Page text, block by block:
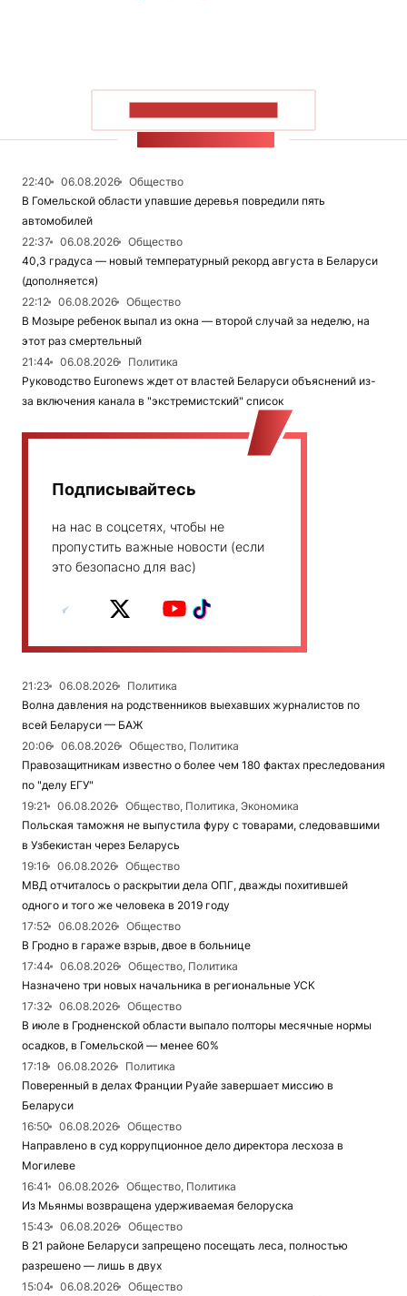
22:40 06.08.2026
Общество
В Гомельской области упавшие деревья повредили пять
автомобилей
22:37
06.08.2026
Общество
40,3 градуса — новый температурный рекорд августа в Беларуси
(дополняется)
22:12
06.08.2026
Общество
В Мозыре ребенок выпал из окна — второй случай за неделю, на
этот раз смертельный
21:44
06.08.2026
Политика
Руководство Euronews ждет от властей Беларуси объяснений из-
за включения канала в "экстремистский" список
Подписывайтесь
на нас в соцсетях, чтобы не
пропустить важные новости (если
это безопасно для вас)
21:23 06.08.2026
Политика
Волна давления на родственников выехавших журналистов по
всей Беларуси — БАЖ
20:06
06.08.2026
Общество, Политика
Правозащитникам известно о более чем 180 фактах преследования
по "делу ЕГУ"
19:21
06.08.2026
Общество, Политика, Экономика
Польская таможня не выпустила фуру с товарами, следовавшими
в Узбекистан через Беларусь
19:16
06.08.2026
Общество
МВД отчиталось о раскрытии дела ОПГ, дважды похитившей
одного и того же человека в 2019 году
17:52
06.08.2026
Общество
В Гродно в гараже взрыв, двое в больнице
17:44
06.08.2026
Общество, Политика
Назначено три новых начальника в региональные УСК
17:32
06.08.2026
Общество
В июле в Гродненской области выпало полторы месячные нормы
осадков, в Гомельской — менее 60%
17:18
06.08.2026
Политика
Поверенный в делах Франции Руайе завершает миссию в
Беларуси
16:50
06.08.2026
Общество
Направлено в суд коррупционное дело директора лесхоза в
Могилеве
16:41
06.08.2026
Общество, Политика
Из Мьянмы возвращена удерживаемая белоруска
15:43
06.08.2026
Общество
В 21 районе Беларуси запрещено посещать леса, полностью
разрешено — лишь в двух
15:04
06.08.2026
Общество